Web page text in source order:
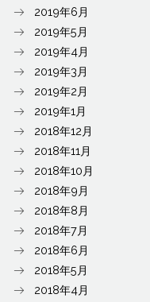
2019年6月
2019年5月
2019年4月
2019年3月
2019年2月
2019年1月
2018年12月
2018年11月
2018年10月
2018年9月
2018年8月
2018年7月
2018年6月
2018年5月
2018年4月